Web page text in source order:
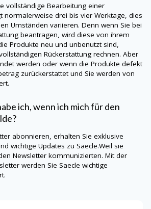
vollständige Bearbeitung einer
normalerweise drei bis vier Werktage, dies
Umständen variieren. Denn wenn Sie bei
beantragen, wird diese von ihrem
Produkte neu und unbenutzt sind,
Rückerstattung rechnen. Aber
werden oder wenn die Produkte defekt
zurückerstattet und Sie werden von
ich, wenn ich mich für den
abonnieren, erhalten Sie exklusive
wichtige Updates zu Saecle.Weil sie
Newsletter kommunizierten. Mit der
werden Sie Saecle wichtige